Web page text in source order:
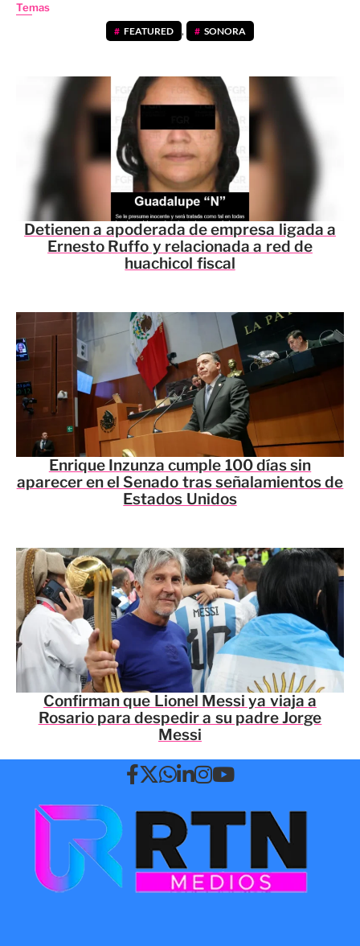
Temas
FEATURED , SONORA
Detienen a apoderada de empresa ligada a
Ernesto Ruffo y relacionada a red de
huachicol fiscal
Enrique Inzunza cumple 100 días sin
aparecer en el Senado tras señalamientos de
Estados Unidos
Confirman que Lionel Messi ya viaja a
Rosario para despedir a su padre Jorge
Messi